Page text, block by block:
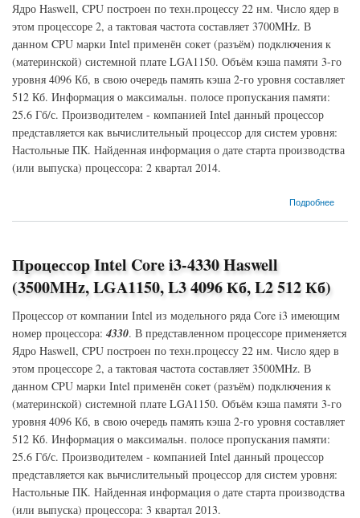
Ядро Haswell, CPU построен по техн.процессу 22 нм. Число ядер в
этом процессоре 2, а тактовая частота составляет 3700MHz. В
данном CPU марки Intel применён сокет (разъём) подключения к
(материнской) системной плате LGA1150. Объём кэша памяти 3-го
уровня 4096 Кб, в свою очередь память кэша 2-го уровня составляет
512 Кб. Информация о максимальн. полосе пропускания памяти:
25.6 Гб/с. Производителем - компанией Intel данный процессор
представляется как вычислительный процессор для систем уровня:
Настольные ПК. Найденная информация о дате старта производства
(или выпуска) процессора: 2 квартал 2014.
Подробнее
о Процессор Intel Core i3-4360 Haswell (3700MHz, LGA1150, L3 4096 Кб, L2 512 Кб)
Процессор Intel Core i3-4330 Haswell
(3500MHz, LGA1150, L3 4096 Кб, L2 512 Кб)
Процессор от компании Intel из модельного ряда Core i3 имеющим
номер процессора: 4330. В представленном процессоре применяется
Ядро Haswell, CPU построен по техн.процессу 22 нм. Число ядер в
этом процессоре 2, а тактовая частота составляет 3500MHz. В
данном CPU марки Intel применён сокет (разъём) подключения к
(материнской) системной плате LGA1150. Объём кэша памяти 3-го
уровня 4096 Кб, в свою очередь память кэша 2-го уровня составляет
512 Кб. Информация о максимальн. полосе пропускания памяти:
25.6 Гб/с. Производителем - компанией Intel данный процессор
представляется как вычислительный процессор для систем уровня:
Настольные ПК. Найденная информация о дате старта производства
(или выпуска) процессора: 3 квартал 2013.